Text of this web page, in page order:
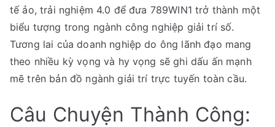
tế ảo, trải nghiệm 4.0 để đưa 789WIN1 trở thành một
biểu tượng trong ngành công nghiệp giải trí số.
Tương lai của doanh nghiệp do ông lãnh đạo mang
theo nhiều kỳ vọng và hy vọng sẽ ghi dấu ấn mạnh
mẽ trên bản đồ ngành giải trí trực tuyến toàn cầu.
Câu Chuyện Thành Công: